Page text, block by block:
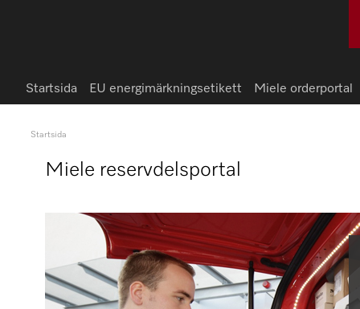
Startsida
Miele reservdelsportal
Startsida EU energimärkningsetikett Miele orderportal